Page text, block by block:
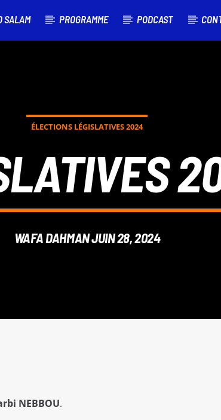
SALAM PROGRAMME PODCAST
ÉLECTIONS LÉGISLATIVES 2024
WAFA DAHMAN JUIN 28, 2024
NEBBOU.